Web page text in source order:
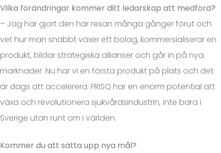
Vilka förändringar kommer ditt ledarskap att medföra?
– Jag har gjort den här resan många gånger förut och
vet hur man snabbt växer ett bolag, kommersialiserar en
produkt, bildar strategiska allianser och går in på nya
marknader. Nu har vi en första produkt på plats och det
är dags att accelerera. FRISQ har en enorm potential att
växa och revolutionera sjukvårdsindustrin, inte bara i
Sverige utan runt om i världen.
Kommer du att sätta upp nya mål?